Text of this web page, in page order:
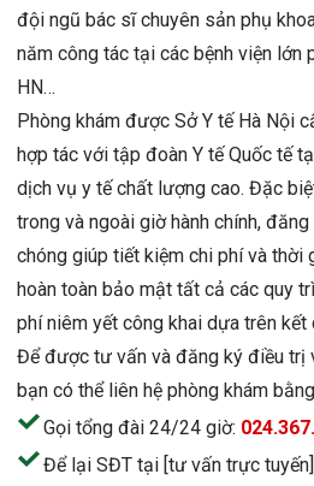
đội ngũ bác sĩ chuyên sản phụ
năm công tác tại các bệnh viện lớn
HN…
Phòng khám được Sở Y tế Hà Nội
hợp tác với tập đoàn Y tế Quốc tế
dịch vụ y tế chất lượng cao. Đặc
trong và ngoài giờ hành chính,
chóng giúp tiết kiệm chi phí và thời
hoàn toàn bảo mật tất cả các quy
phí niêm yết công khai dựa trên kết
Để được tư vấn và đăng ký điều trị
bạn có thể liên hệ phòng khám
Gọi tổng đài 24/24 giờ:
Để lại SĐT tại [tư vấn trực